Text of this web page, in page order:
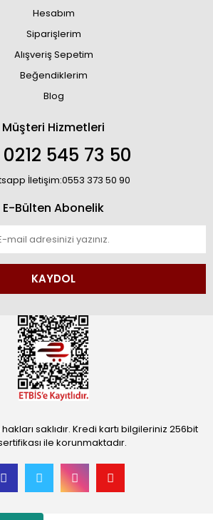
Hesabım
Siparişlerim
Alışveriş Sepetim
Beğendiklerim
Blog
Müşteri Hizmetleri
0212 545 73 50
İletişim:0553 373 50 90
E-Bülten Abonelik
KAYDOL
saklıdır. Kredi kartı bilgileriniz 256bit
ile korunmaktadır.